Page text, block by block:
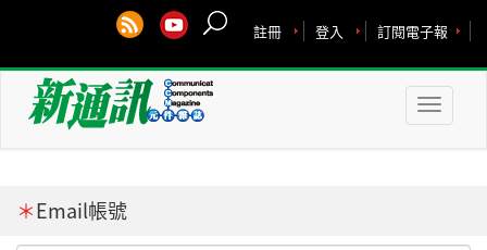
訂閱電子報
登入
註冊
Toggle
＊Email帳號